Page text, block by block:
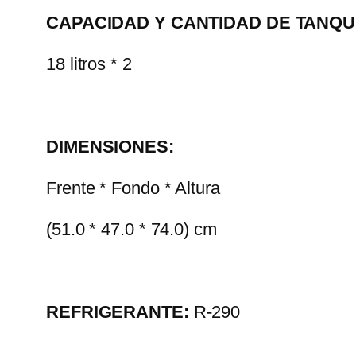
CAPACIDAD Y CANTIDAD DE
18 litros * 2
DIMENSIONES:
Frente * Fondo * Altura
(51.0 * 47.0 * 74.0) cm
REFRIGERANTE: R-290